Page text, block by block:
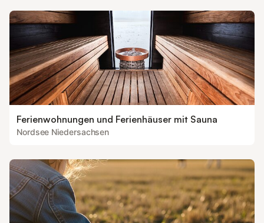
Ferienwohnungen und Ferienhäuser mit Sauna
Nordsee Niedersachsen